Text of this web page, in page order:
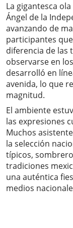
La gigantesca
Ángel de la
avanzando de
participantes
diferencia de las
observarse en
desarrolló en
avenida, lo que
magnitud.
El ambiente
las expresiones
Muchos
la selección
típicos,
tradiciones
una auténtica
medios